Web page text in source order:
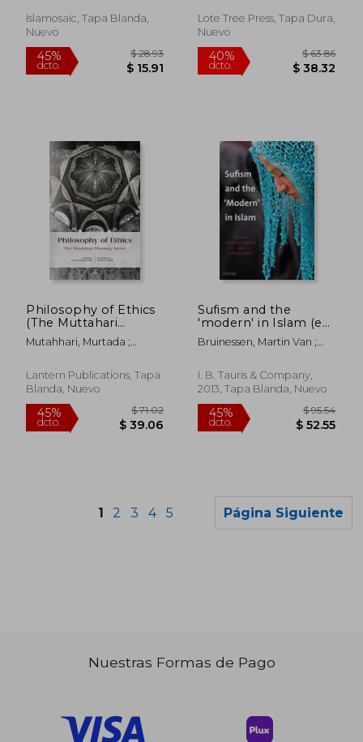
40% 40%
$ 67.23 40%
Islamosaic, Tapa Blanda,
Nuevo
Lote Tree Press, Tapa Dura,
Nuevo
Philosophy of Ethics
(The Muttahari
Theology) (en Inglés)
Mutahhari, Murtada ;
Mohsen
Lantern Publications, Tapa
Blanda, Nuevo
Sufism and the
'modern' in Islam (en
Inglés)
Bruinessen, Martin Van ;
I. B. Tauris & Company,
2013, Tapa Blanda, Nuevo
1 2 3 4 5 Página Siguiente
Nuestras Formas de Pago